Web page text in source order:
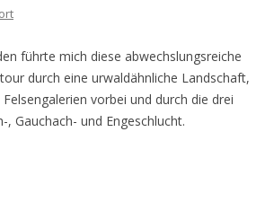
führte mich diese abwechslungsreiche
durch eine urwaldähnliche Landschaft,
vorbei und durch die drei
, Gauchach- und Engeschlucht.